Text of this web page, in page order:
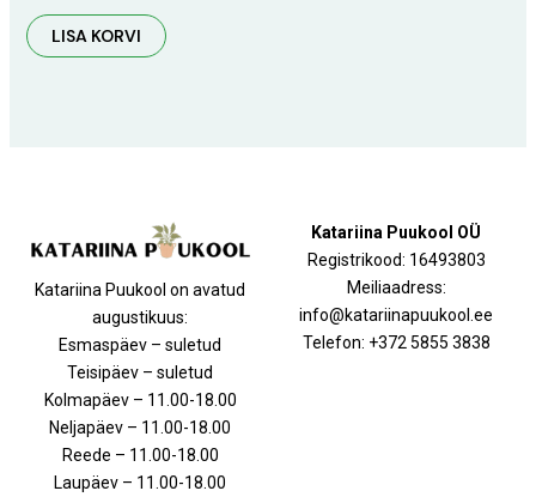
LISA KORVI
Katariina Puukool on avatud
augustikuus:
Esmaspäev – suletud
Teisipäev – suletud
Kolmapäev – 11.00-18.00
Neljapäev – 11.00-18.00
Reede – 11.00-18.00
Laupäev – 11.00-18.00
Katariina Puukool OÜ
Registrikood: 16493803
Meiliaadress:
info@katariinapuukool.ee
Telefon: +372 5855 3838